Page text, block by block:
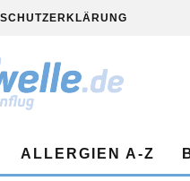
ALLERGIEN A-Z